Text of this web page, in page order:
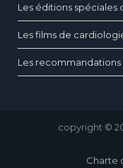
Les éditions spéciales
Les films de
Les
copyright ©
Charte